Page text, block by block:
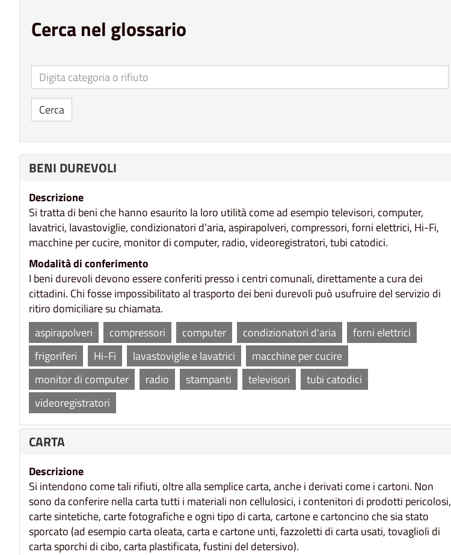
Cerca nel glossario
Digita categoria o rifiuto
Cerca
BENI DUREVOLI
Descrizione
Si tratta di beni che hanno esaurito la loro utilità come ad esempio televisori, computer,
lavatrici, lavastoviglie, condizionatori d’aria, aspirapolveri, compressori, forni elettrici, Hi-Fi,
macchine per cucire, monitor di computer, radio, videoregistratori, tubi catodici.
Modalità di conferimento
I beni durevoli devono essere conferiti presso i centri comunali, direttamente a cura dei
cittadini. Chi fosse impossibilitato al trasporto dei beni durevoli può usufruire del servizio di
ritiro domiciliare su chiamata.
aspirapolveri
compressori computer condizionatori d'aria
forni elettrici
frigoriferi
Hi-Fi lavastoviglie e lavatrici
macchine per cucire
monitor di computer
radio stampanti televisori
tubi catodici
videoregistratori
CARTA
Descrizione
Si intendono come tali rifiuti, oltre alla semplice carta, anche i derivati come i cartoni. Non
sono da conferire nella carta tutti i materiali non cellulosici, i contenitori di prodotti pericolosi,
carte sintetiche, carte fotografiche e ogni tipo di carta, cartone e cartoncino che sia stato
sporcato (ad esempio carta oleata, carta e cartone unti, fazzoletti di carta usati, tovaglioli di
carta sporchi di cibo, carta plastificata, fustini del detersivo).